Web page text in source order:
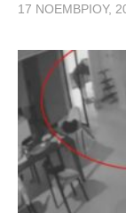
17 ΝΟΕΜΒΡΊΟΥ,